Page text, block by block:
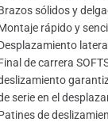
sólidos y
rápido y
de carrera
serie en el
de